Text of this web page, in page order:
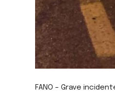
FANO – Grave